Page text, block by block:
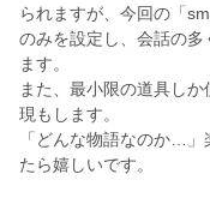
られますが、今回の「
のみを設定し、会話の
ます。
また、最小限の道具し
現もします。
「どんな物語なのか…
たら嬉しいです。